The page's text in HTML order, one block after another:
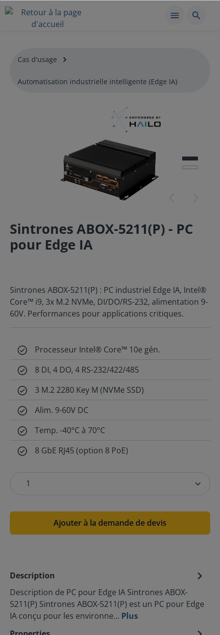
Cas d'usage
Automatisation industrielle intelligente (Edge IA)
Sintrones ABOX-5211(P) - PC
pour Edge IA
Sintrones ABOX-5211(P) : PC industriel Edge IA, Intel®
Core™ i9, 3x M.2 NVMe, DI/DO/RS-232, alimentation 9-
60V. Performances pour applications critiques.
Processeur Intel® Core™ 10e gén.
8 DI, 4 DO, 4 RS-232/422/485
3 M.2 2280 Key M (NVMe SSD)
Alim. 9-60V DC
Temp. -40°C à 70°C
8 GbE RJ45 (option 8 PoE)
Ajouter à la demande de devis
Description
Description de PC pour Edge IA Sintrones ABOX-
5211(P) Sintrones ABOX-5211(P) est un PC pour Edge
IA conçu pour les environne… Plus